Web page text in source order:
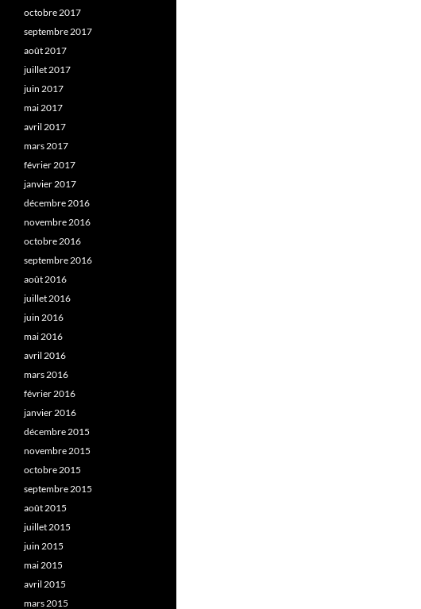
octobre 2017
septembre 2017
août 2017
juillet 2017
juin 2017
mai 2017
avril 2017
mars 2017
février 2017
janvier 2017
décembre 2016
novembre 2016
octobre 2016
septembre 2016
août 2016
juillet 2016
juin 2016
mai 2016
avril 2016
mars 2016
février 2016
janvier 2016
décembre 2015
novembre 2015
octobre 2015
septembre 2015
août 2015
juillet 2015
juin 2015
mai 2015
avril 2015
mars 2015